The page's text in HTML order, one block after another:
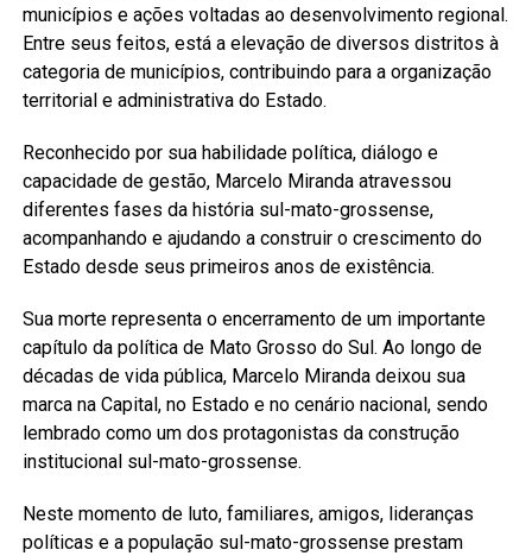
municípios e ações voltadas ao desenvolvimento regional.
Entre seus feitos, está a elevação de diversos distritos à
categoria de municípios, contribuindo para a organização
territorial e administrativa do Estado.
Reconhecido por sua habilidade política, diálogo e
capacidade de gestão, Marcelo Miranda atravessou
diferentes fases da história sul-mato-grossense,
acompanhando e ajudando a construir o crescimento do
Estado desde seus primeiros anos de existência.
Sua morte representa o encerramento de um importante
capítulo da política de Mato Grosso do Sul. Ao longo de
décadas de vida pública, Marcelo Miranda deixou sua
marca na Capital, no Estado e no cenário nacional, sendo
lembrado como um dos protagonistas da construção
institucional sul-mato-grossense.
Neste momento de luto, familiares, amigos, lideranças
políticas e a população sul-mato-grossense prestam